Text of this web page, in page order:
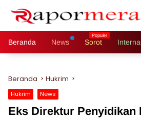
Beranda News Sorot
Beranda Hukrim
Hukrim News
Eks Direktur Penyidikan